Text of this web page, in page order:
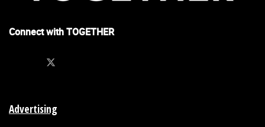
Connect with TOGETHER
Advertising